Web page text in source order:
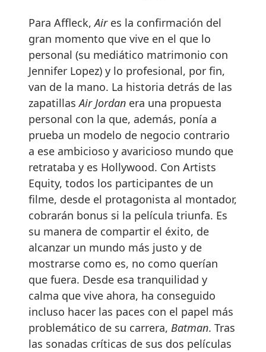
Para Affleck,Air es la confirmación del
gran momento que vive en el que lo
personal (su mediático matrimonio con
Jennifer Lopez) y lo profesional, por fin,
van de la mano. La historia detrás de las
zapatillasAir Jordan era una propuesta
personal con la que, además, ponía a
prueba un modelo de negocio contrario
a ese ambicioso y avaricioso mundo que
retrataba y es Hollywood. Con Artists
Equity, todos los participantes de un
filme, desde el protagonista al montador,
cobrarán bonus si la película triunfa. Es
su manera de compartir el éxito, de
alcanzar un mundo más justo y de
mostrarse como es, no como querían
que fuera. Desde esa tranquilidad y
calma que vive ahora, ha conseguido
incluso hacer las paces con el papel más
problemático de su carrera, Batman. Tras
las sonadas críticas de sus dos películas